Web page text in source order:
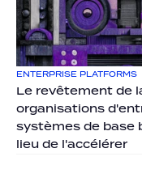
ENTERPRISE PLATFORMS
Le revêtement de
organisations
systèmes de base
lieu de l'accélérer